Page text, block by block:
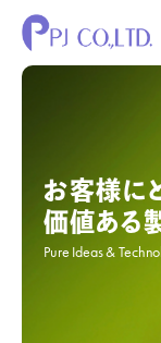
お客様に
価値ある
Pure Ideas &